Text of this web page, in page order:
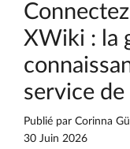
XWiki : la
service
Publié par Corinna
30 Juin 2026